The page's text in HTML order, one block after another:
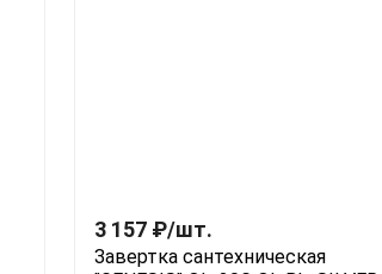
3 157 ₽/шт.
Завертка сантехническая